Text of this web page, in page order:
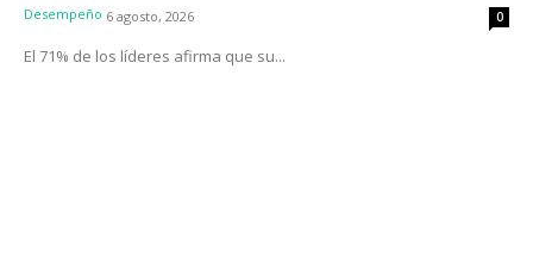
Desempeño 6 agosto, 2026 0
El 71% de los líderes afirma que su...